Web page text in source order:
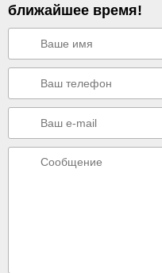
ближайшее время!